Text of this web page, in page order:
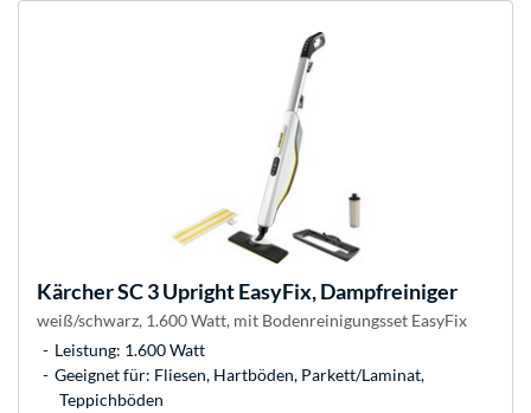
KärcherSC 3 Upright EasyFix, Dampfreiniger
weiß/schwarz, 1.600 Watt, mit Bodenreinigungsset EasyFix
Leistung: 1.600 Watt
Geeignet für: Fliesen, Hartböden, Parkett/Laminat,
Teppichböden